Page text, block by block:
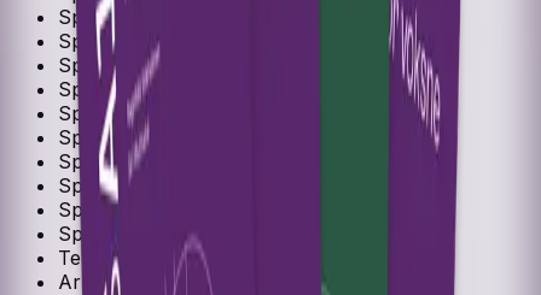
Spor 2 - A2
Spor 3
Spor 3 - A2
Spor 2 - A1
Spor 2 - B1
Spor 2 - B2
Spor 3 - A1
Spor 3 - B1
Spor 3 - B2
Spor 3 - C1
Tekstbok
Arbeidsbok